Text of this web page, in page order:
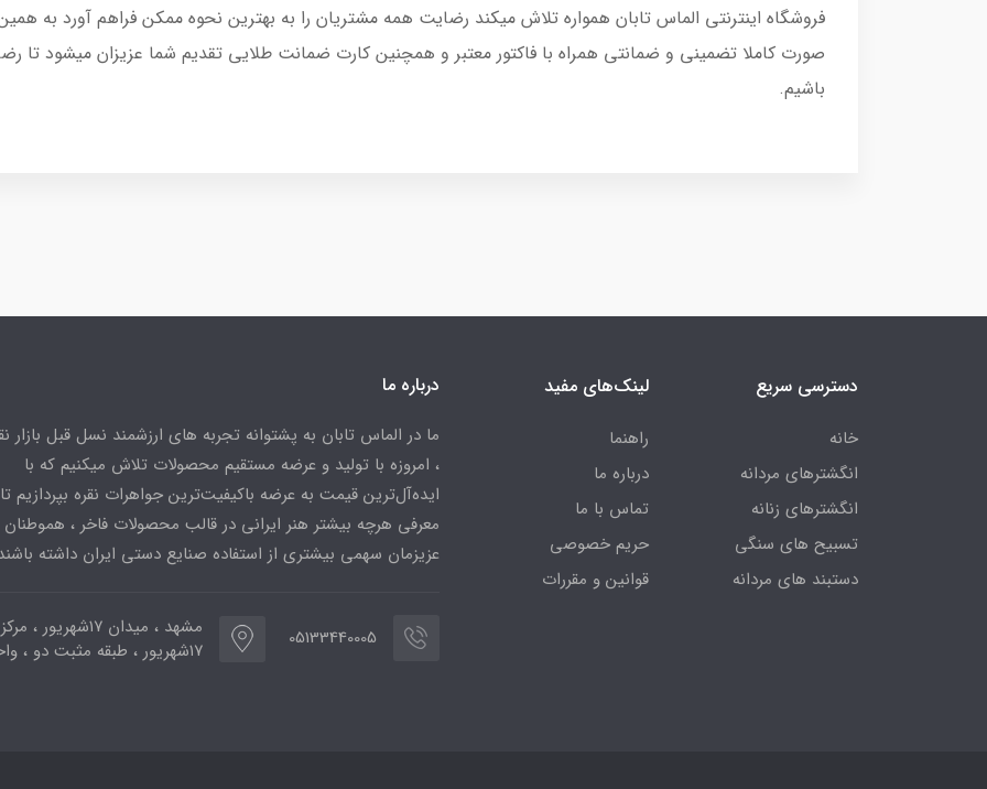
فروشگاه اینترنتی الماس تابان همواره تلاش میکند رضایت همه مشتریان را به بهترین نحوه ممکن فراهم آورد به
صورت کاملا تضمینی و ضمانتی همراه با فاکتور معتبر و همچنین کارت ضمانت طلایی تقدیم شما عزیزان میشود تا
باشیم.
دسترسی سریع
خانه
انگشترهای مردانه
انگشترهای زنانه
تسبیح های سنگی
دستبند های مردانه
لینک‌های مفید
راهنما
درباره ما
تماس با ما
حریم خصوصی
قوانین و مقررات
درباره ما
ما در الماس تابان به پشتوانه تجربه های ارزشمند نسل قبل بازار
، امروزه با تولید و عرضه مستقیم محصولات تلاش میکنیم که با
ایده‌آل‌ترین قیمت به عرضه باکیفیت‌ترین جواهرات نقره بپردازیم تا
معرفی هرچه بیشتر هنر ایرانی در قالب محصولات فاخر ، هموطنان
عزیزمان سهمی بیشتری از استفاده صنایع دستی ایران داشته
05133440005
مشهد ، میدان ۱۷شهریور
۱۷شهریور ، طبقه مثبت دو ، واحد ۷۷۳